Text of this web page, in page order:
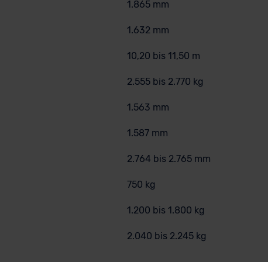
1.865 mm
1.632 mm
10,20 bis 11,50 m
2.555 bis 2.770 kg
1.563 mm
1.587 mm
2.764 bis 2.765 mm
750 kg
1.200 bis 1.800 kg
2.040 bis 2.245 kg